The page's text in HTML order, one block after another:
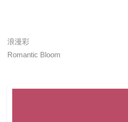
浪漫彩
Romantic Bloom